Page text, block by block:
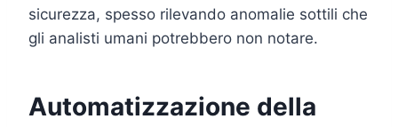
sicurezza, spesso rilevando anomalie sottili che
gli analisti umani potrebbero non notare.
Automatizzazione della